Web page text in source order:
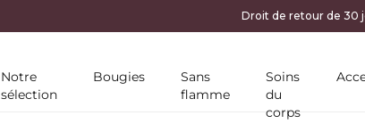
Notre
sélection
Bougies
Sans
flamme
Soins
du
corps